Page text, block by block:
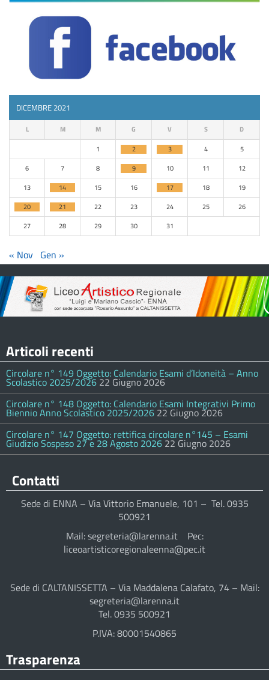
DICEMBRE 2021
L M M G V S D
1 2 3 4
5
6
7 8 9 10 11
12
13
14 15 16 17 18
19
20
21 22 23 24 25
26
27
28 29 30 31
« Nov Gen »
Articoli recenti
Circolare n° 149 Oggetto: Calendario Esami d’Idoneità – Anno
Scolastico 2025/2026 22 Giugno 2026
Circolare n° 148 Oggetto: Calendario Esami Integrativi Primo
Biennio Anno Scolastico 2025/2026 22 Giugno 2026
Circolare n° 147 Oggetto: rettifica circolare n°145 – Esami
Giudizio Sospeso 27 e 28 Agosto 2026 22 Giugno 2026
Contatti
Sede di ENNA – Via Vittorio Emanuele, 101 – Tel. 0935
500921
Mail: segreteria@larenna.it Pec:
liceoartisticoregionaleenna@pec.it
Sede di CALTANISSETTA – Via Maddalena Calafato, 74 – Mail:
segreteria@larenna.it
Tel. 0935 500921
P.IVA: 80001540865
Trasparenza